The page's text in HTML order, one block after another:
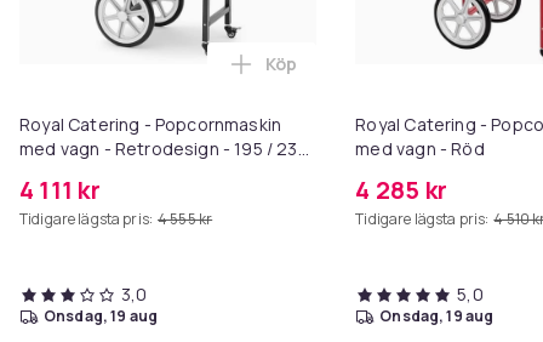
Royal Catering - Popcornmaskin
med vagn - Retrodesign - 195 / 235
4 111 kr
Tidigare lägsta pris: 4 555 kr
Lägg till Royal Catering -
Köp
3,0
onsdag, 19 aug
Royal Catering -
med vagn - Röd
4 285 kr
Tidigare lägsta pris: 4 510
5,0
onsdag, 19 aug